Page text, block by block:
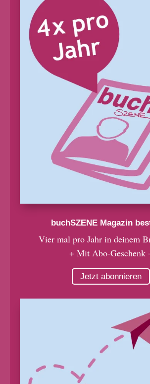
buchSZENE Magazin
Vier mal pro Jahr in deinem
+ Mit Abo-Geschenk
Jetzt abonnieren